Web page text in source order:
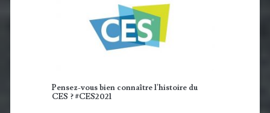
Pensez-vous bien connaître l'histoire du
CES ? #CES2021